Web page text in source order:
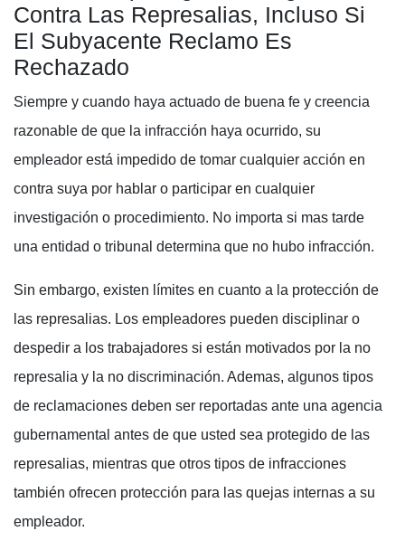
Contra Las Represalias, Incluso Si
El Subyacente Reclamo Es
Rechazado
Siempre y cuando haya actuado de buena fe y creencia
razonable de que la infracción haya ocurrido, su
empleador está impedido de tomar cualquier acción en
contra suya por hablar o participar en cualquier
investigación o procedimiento. No importa si mas tarde
una entidad o tribunal determina que no hubo infracción.
Sin embargo, existen límites en cuanto a la protección de
las represalias. Los empleadores pueden disciplinar o
despedir a los trabajadores si están motivados por la no
represalia y la no discriminación. Ademas, algunos tipos
de reclamaciones deben ser reportadas ante una agencia
gubernamental antes de que usted sea protegido de las
represalias, mientras que otros tipos de infracciones
también ofrecen protección para las quejas internas a su
empleador.